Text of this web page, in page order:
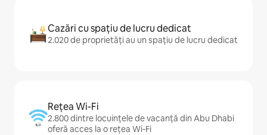
Cazări cu spațiu de lucru dedicat
2.020 de proprietăți au un spațiu de lucru dedicat
Rețea Wi-Fi
2.800 dintre locuințele de vacanță din Abu Dhabi
oferă acces la o rețea Wi-Fi